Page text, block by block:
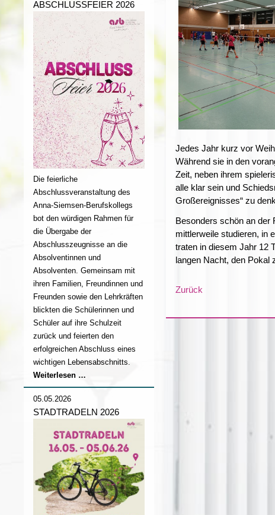
Jedes Jahr kurz vor
Während sie in den
Zeit, neben ihrem
alle klar sein und
Großereignisses“ zu
Besonders schön an der
mittlerweile studieren, in
traten in diesem Jahr 12
langen Nacht, den Pokal
Zurück
ABSCHLUSSFEIER 2026
Die feierliche
Abschlussveranstaltung des
Anna-Siemsen-Berufskollegs
bot den würdigen Rahmen für
die Übergabe der
Abschlusszeugnisse an die
Absolventinnen und
Absolventen. Gemeinsam mit
ihren Familien, Freundinnen und
Freunden sowie den Lehrkräften
blickten die Schülerinnen und
Schüler auf ihre Schulzeit
zurück und feierten den
erfolgreichen Abschluss eines
wichtigen Lebensabschnitts.
Weiterlesen …
2026
05.05.2026
STADTRADELN 2026